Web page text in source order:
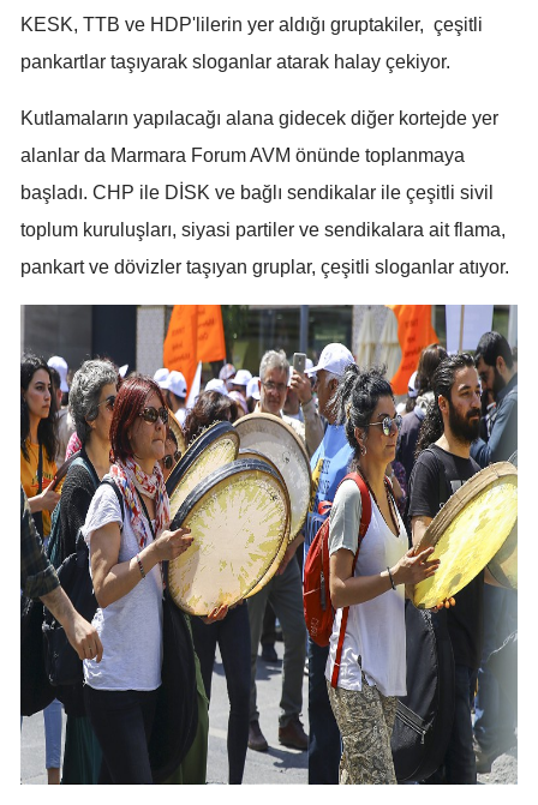
Tokat
Trabzon
Tunceli
Şanlıurfa
Van
Yozgat
Zonguldak
Aksaray
Bayburt
Karaman
Kırıkkale
Batman
Şırnak
Bartın
Ardahan
KESK, TTB ve HDP'lilerin yer aldığı gruptakiler, çeşitli
pankartlar taşıyarak sloganlar atarak halay çekiyor.
Kutlamaların yapılacağı alana gidecek diğer kortejde yer
alanlar da Marmara Forum AVM önünde toplanmaya
başladı. CHP ile DİSK ve bağlı sendikalar ile çeşitli sivil
toplum kuruluşları, siyasi partiler ve sendikalara ait flama,
pankart ve dövizler taşıyan gruplar, çeşitli sloganlar atıyor.